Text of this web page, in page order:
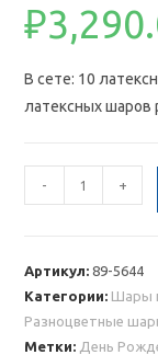
₽
В сете: 10
латексных шаров
Количество
товара
днем
рождения”
- +
Артикул:89-5644
Категории: Шары
Разноцветные
Метки: День